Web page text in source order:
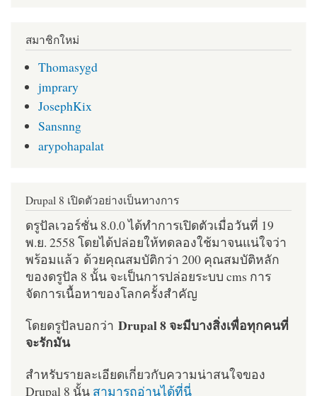
สมาชิกใหม่
Thomasygd
jmprary
JosephKix
Sansnng
arypohapalat
Drupal 8 เปิดตัวอย่างเป็นทางการ
ดรูปัลเวอร์ชั่น 8.0.0 ได้ทำการเปิดตัวเมื่อวันที่ 19
พ.ย. 2558 โดยได้ปล่อยให้ทดลองใช้มาจนแน่ใจว่า
พร้อมแล้ว ด้วยคุณสมบัติกว่า 200 คุณสมบัติหลัก
ของดรูปัล 8 นั้น จะเป็นการปล่อยระบบ cms การ
จัดการเนื้อหาของโลกครั้งสำคัญ
โดยดรูปัลบอกว่า Drupal 8 จะมีบางสิ่งเพื่อทุกคนที่
จะรักมัน
สำหรับรายละเอียดเกี่ยวกับความน่าสนใจของ
Drupal 8 นั้น สามารถอ่านได้ที่นี่